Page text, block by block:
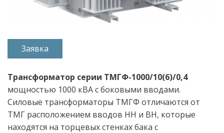
Заявка
Трансформатор серии ТМГФ-1000/10(6)/0,4
мощностью 1000 кВА с боковыми вводами.
Силовые трансформаторы ТМГФ отличаются от
ТМГ расположением вводов НН и ВН, которые
находятся на торцевых стенках бака с